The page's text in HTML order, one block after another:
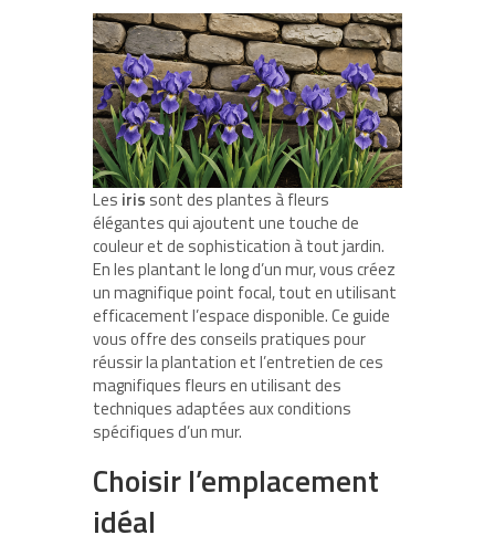
Les iris sont des plantes à fleurs
élégantes qui ajoutent une touche de
couleur et de sophistication à tout jardin.
En les plantant le long d’un mur, vous créez
un magnifique point focal, tout en utilisant
efficacement l’espace disponible. Ce guide
vous offre des conseils pratiques pour
réussir la plantation et l’entretien de ces
magnifiques fleurs en utilisant des
techniques adaptées aux conditions
spécifiques d’un mur.
Choisir l’emplacement
idéal